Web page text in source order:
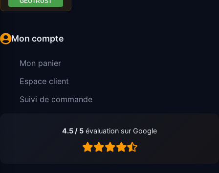
Mon compte
Mon panier
Espace client
Suivi de commande
4.5 / 5 évaluation sur Google